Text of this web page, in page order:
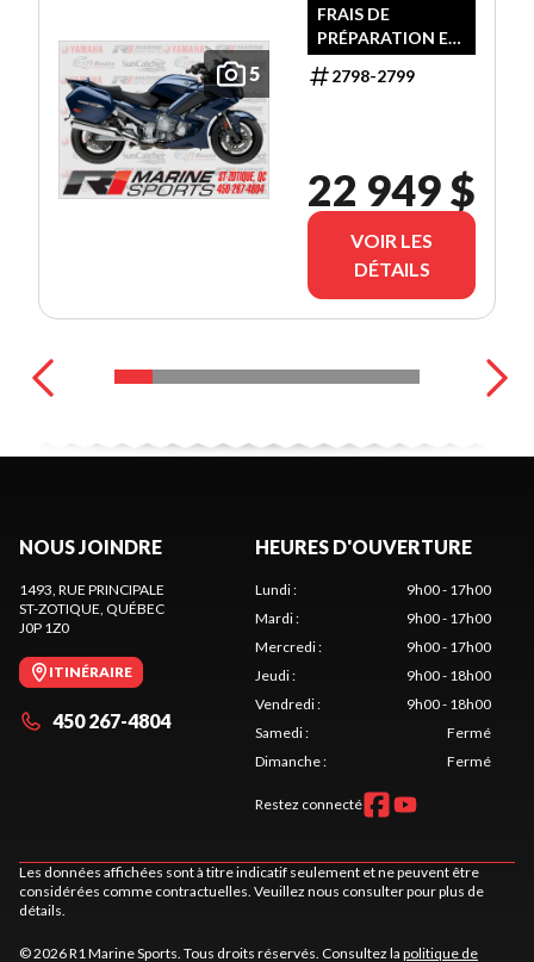
5
FRAIS DE
PRÉPARATION ET
TRANSPORT
INCLUS
2798-2799
22 949 $
VOIR LES
DÉTAILS
NOUS JOINDRE
1493, RUE PRINCIPALE
ST-ZOTIQUE, QUÉBEC
J0P 1Z0
ITINÉRAIRE
450 267-4804
HEURES D'OUVERTURE
Lundi:
9h00 - 17h00
Mardi:
9h00 - 17h00
Mercredi:
9h00 - 17h00
Jeudi:
9h00 - 18h00
Vendredi:
9h00 - 18h00
Samedi:
Fermé
Dimanche: Fermé
Restez connecté
Les données affichées sont à titre indicatif seulement et ne peuvent être
considérées comme contractuelles. Veuillez nous consulter pour plus de
détails.
© 2026 R1 Marine Sports. Tous droits réservés. Consultez la politique de